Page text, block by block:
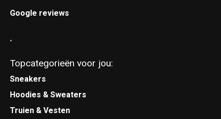
Google reviews
.
Topcategorieën voor jou:
Sneakers
Hoodies & Sweaters
Truien & Vesten